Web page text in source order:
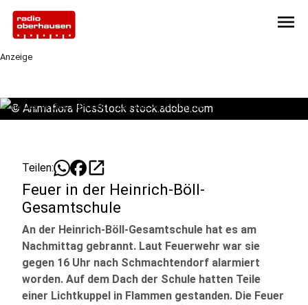
menu
Anzeige
© Animaflora PicsStock stock.adobe.com
Teilen: open_in_new
Feuer in der Heinrich-Böll-
Gesamtschule
An der Heinrich-Böll-Gesamtschule hat es am
Nachmittag gebrannt. Laut Feuerwehr war sie
gegen 16 Uhr nach Schmachtendorf alarmiert
worden. Auf dem Dach der Schule hatten Teile
einer Lichtkuppel in Flammen gestanden. Die Feuer